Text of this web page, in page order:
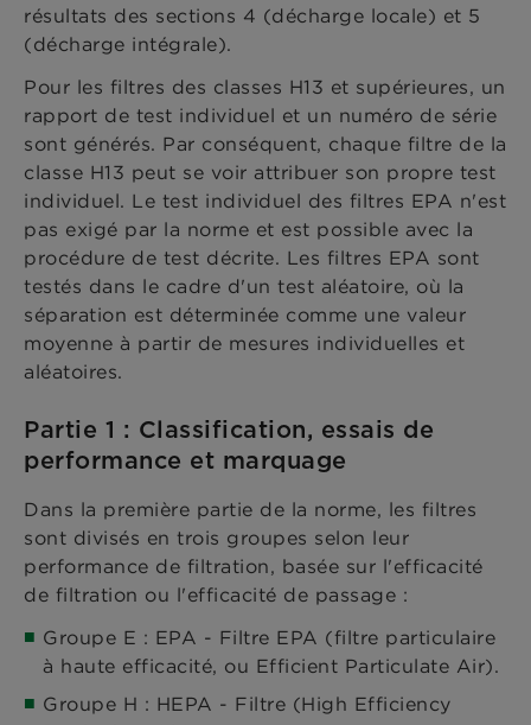
résultats des sections 4 (décharge locale) et 5
(décharge intégrale).
Pour les filtres des classes H13 et supérieures, un
rapport de test individuel et un numéro de série
sont générés. Par conséquent, chaque filtre de la
classe H13 peut se voir attribuer son propre test
individuel. Le test individuel des filtres EPA n'est
pas exigé par la norme et est possible avec la
procédure de test décrite. Les filtres EPA sont
testés dans le cadre d'un test aléatoire, où la
séparation est déterminée comme une valeur
moyenne à partir de mesures individuelles et
aléatoires.
Partie 1 : Classification, essais de
performance et marquage
Dans la première partie de la norme, les filtres
sont divisés en trois groupes selon leur
performance de filtration, basée sur l'efficacité
de filtration ou l'efficacité de passage :
Groupe E : EPA - Filtre EPA (filtre particulaire
à haute efficacité, ou Efficient Particulate Air).
Groupe H : HEPA - Filtre (High Efficiency